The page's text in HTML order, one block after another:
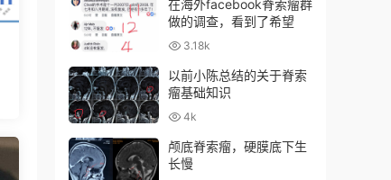
在海外facebook脊索瘤群
做的调查，看到了希望
3.18k
以前小陈总结的关于脊索
瘤基础知识
4k
颅底脊索瘤，硬膜底下生
长慢